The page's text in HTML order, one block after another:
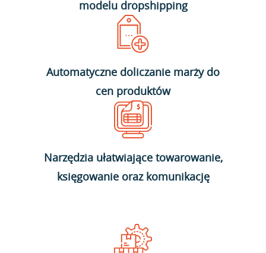
modelu dropshipping
Automatyczne doliczanie marży do
cen produktów
Narzędzia ułatwiające towarowanie,
księgowanie oraz komunikację